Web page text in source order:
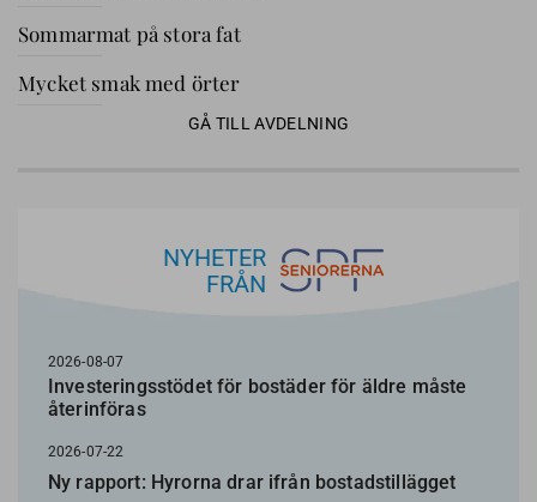
Sommarmat på stora fat
Mycket smak med örter
GÅ TILL AVDELNING
NYHETER
FRÅN
2026-08-07
Investeringsstödet för bostäder för äldre måste
återinföras
2026-07-22
Ny rapport: Hyrorna drar ifrån bostadstillägget